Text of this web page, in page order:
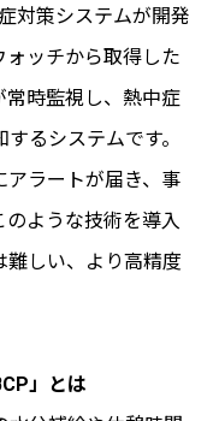
対策システムが開発
ォッチから取得した
時監視し、熱中症
るシステムです。
アラートが届き、事
ような技術を導入
難しい、より高精度
」とは